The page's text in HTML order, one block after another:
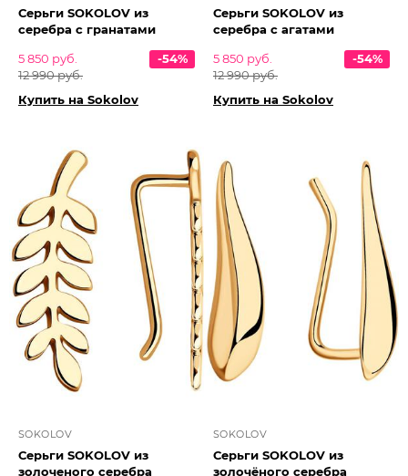
Серьги SOKOLOV из
серебра с гранатами
5 850 руб.
12 990 руб.
-54%
Купить на Sokolov
Серьги SOKOLOV из
серебра с агатами
5 850 руб.
12 990 руб.
-54%
Купить на Sokolov
SOKOLOV
Серьги SOKOLOV из
золоченого серебра
SOKOLOV
Серьги SOKOLOV из
золочёного серебра